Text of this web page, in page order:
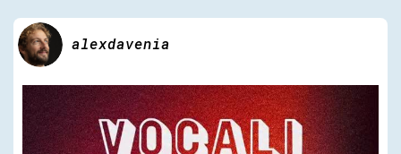
alexdavenia